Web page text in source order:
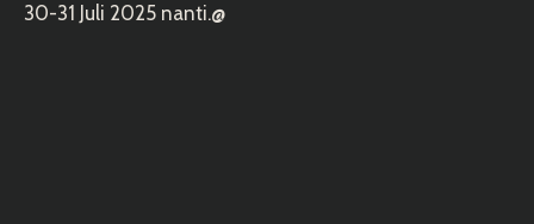
30-31 Juli 2025 nanti.@